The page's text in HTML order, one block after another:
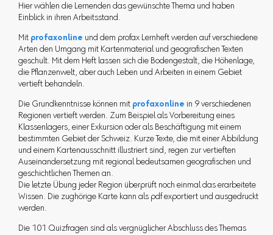
Hier wählen die Lernenden das gewünschte Thema und haben
Einblick in ihren Arbeitsstand.
Mit profaxonline und dem profax Lernheft werden auf verschiedene
Arten den Umgang mit Kartenmaterial und geografischen Texten
geschult. Mit dem Heft lassen sich die Bodengestalt, die Höhenlage,
die Pflanzenwelt, aber auch Leben und Arbeiten in einem Gebiet
vertieft behandeln.
Die Grundkenntnisse können mit profaxonline in 9 verschiedenen
Regionen vertieft werden. Zum Beispiel als Vorbereitung eines
Klassenlagers, einer Exkursion oder als Beschäftigung mit einem
bestimmten Gebiet der Schweiz. Kurze Texte, die mit einer Abbildung
und einem Kartenausschnitt illustriert sind, regen zur vertieften
Auseinandersetzung mit regional bedeutsamen geografischen und
geschichtlichen Themen an.
Die letzte Übung jeder Region überprüft noch einmal das erarbeitete
Wissen. Die zughörige Karte kann als pdf exportiert und ausgedruckt
werden.
Die 101 Quizfragen sind als vergnüglicher Abschluss des Themas